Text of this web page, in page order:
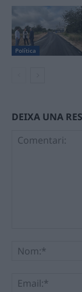
Política
DEIXA UNA